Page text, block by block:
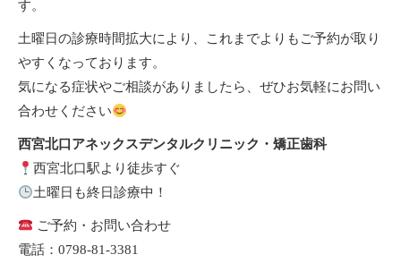
す。
土曜日の診療時間拡大により、これまでよりもご予約が取り
やすくなっております。
気になる症状やご相談がありましたら、ぜひお気軽にお問い
合わせください
西宮北口アネックスデンタルクリニック・矯正歯科
西宮北口駅より徒歩すぐ
土曜日も終日診療中！
ご予約・お問い合わせ
電話：0798-81-3381